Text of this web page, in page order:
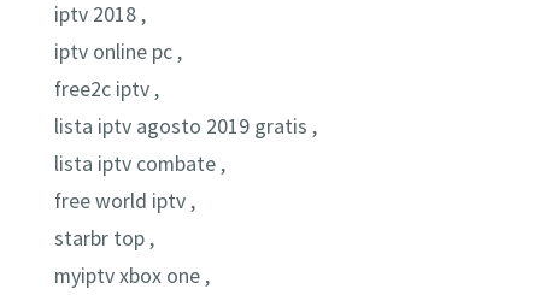
iptv 2018 ,
iptv online pc ,
free2c iptv ,
lista iptv agosto 2019 gratis ,
lista iptv combate ,
free world iptv ,
starbr top ,
myiptv xbox one ,